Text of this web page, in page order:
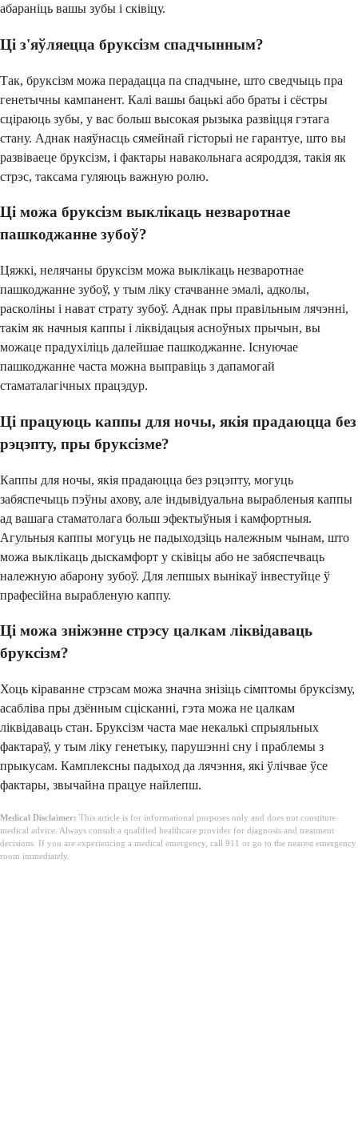
абараніць вашы зубы і сківіцу.
Ці з'яўляецца бруксізм спадчынным?
Так, бруксізм можа перадацца па спадчыне, што сведчыць пра
генетычны кампанент. Калі вашы бацькі або браты і сёстры
сціраюць зубы, у вас больш высокая рызыка развіцця гэтага
стану. Аднак наяўнасць сямейнай гісторыі не гарантуе, што вы
развіваеце бруксізм, і фактары навакольнага асяроддзя, такія як
стрэс, таксама гуляюць важную ролю.
Ці можа бруксізм выклікаць незваротнае
пашкоджанне зубоў?
Цяжкі, нелячаны бруксізм можа выклікаць незваротнае
пашкоджанне зубоў, у тым ліку стачванне эмалі, адколы,
расколіны і нават страту зубоў. Аднак пры правільным лячэнні,
такім як начныя каппы і ліквідацыя асноўных прычын, вы
можаце прадухіліць далейшае пашкоджанне. Існуючае
пашкоджанне часта можна выправіць з дапамогай
стаматалагічных працэдур.
Ці працуюць каппы для ночы, якія прадаюцца без
рэцэпту, пры бруксізме?
Каппы для ночы, якія прадаюцца без рэцэпту, могуць
забяспечыць пэўны ахову, але індывідуальна вырабленыя каппы
ад вашага стаматолага больш эфектыўныя і камфортныя.
Агульныя каппы могуць не падыходзіць належным чынам, што
можа выклікаць дыскамфорт у сківіцы або не забяспечваць
належную абарону зубоў. Для лепшых вынікаў інвестуйце ў
прафесійна вырабленую каппу.
Ці можа зніжэнне стрэсу цалкам ліквідаваць
бруксізм?
Хоць кіраванне стрэсам можа значна знізіць сімптомы бруксізму,
асабліва пры дзённым сцісканні, гэта можа не цалкам
ліквідаваць стан. Бруксізм часта мае некалькі спрыяльных
фактараў, у тым ліку генетыку, парушэнні сну і праблемы з
прыкусам. Камплексны падыход да лячэння, які ўлічвае ўсе
фактары, звычайна працуе найлепш.
Medical Disclaimer: This article is for informational purposes only and does not constitute
medical advice. Always consult a qualified healthcare provider for diagnosis and treatment
decisions. If you are experiencing a medical emergency, call 911 or go to the nearest emergency
room immediately.